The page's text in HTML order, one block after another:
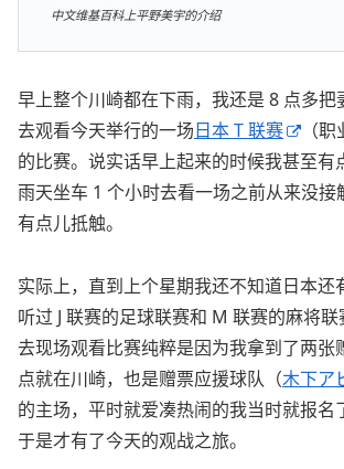
中文维基百科上平野美宇的介绍
早上整个川崎都在下雨，我还是 8 点多把
去观看今天举行的一场日本 T 联赛
（
的比赛。说实话早上起来的时候我甚至有
雨天坐车 1 个小时去看一场之前从来没接
有点儿抵触。
实际上，直到上个星期我还不知道日本还
听过 J 联赛的足球联赛和 M 联赛的麻将
去现场观看比赛纯粹是因为我拿到了两张
点就在川崎，也是赠票应援球队（木下ア
的主场，平时就爱凑热闹的我当时就报名
于是才有了今天的观战之旅。